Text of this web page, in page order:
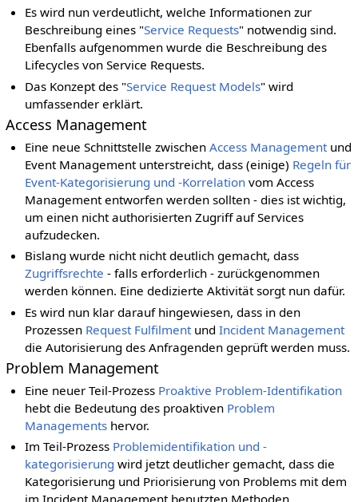
Es wird nun verdeutlicht, welche Informationen zur
Beschreibung eines "Service Requests" notwendig sind.
Ebenfalls aufgenommen wurde die Beschreibung des
Lifecycles von Service Requests.
Das Konzept des "Service Request Models" wird
umfassender erklärt.
Access Management
Eine neue Schnittstelle zwischenAccess Management und
Event Management unterstreicht, dass (einige) Regeln für
Event-Kategorisierung und -Korrelation vom Access
Management entworfen werden sollten - dies ist wichtig,
um einen nicht authorisierten Zugriff auf Services
aufzudecken.
Bislang wurde nicht nicht deutlich gemacht, dass
Zugriffsrechte - falls erforderlich - zurückgenommen
werden können. Eine dedizierte Aktivität sorgt nun dafür.
Es wird nun klar darauf hingewiesen, dass in den
Prozessen Request Fulfilment undIncident Management
die Autorisierung des Anfragenden geprüft werden muss.
Problem Management
Eine neuer Teil-Prozess Proaktive Problem-Identifikation
hebt die Bedeutung des proaktiven Problem
Managements hervor.
Im Teil-Prozess Problemidentifikation und -
kategorisierung wird jetzt deutlicher gemacht, dass die
Kategorisierung und Priorisierung von Problems mit dem